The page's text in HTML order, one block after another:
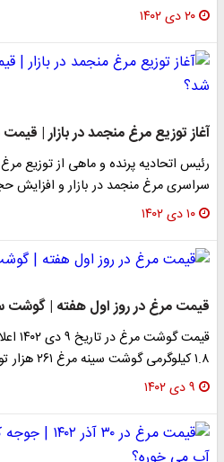
۲۰ دی ۱۴۰۲
آغاز توزیع مرغ منجمد در بازار |
رئیس اتحادیه پرنده و ماهی از توزیع
سراسری مرغ منجمد در بازار و افزایش
۱۰ دی ۱۴۰۲
قیمت مرغ در روز اول هفته | گوشت
۱.۸ کیلوگرمی گوشت سینه مرغ ۲۶۱ هزار تومان است.
۹ دی ۱۴۰۲